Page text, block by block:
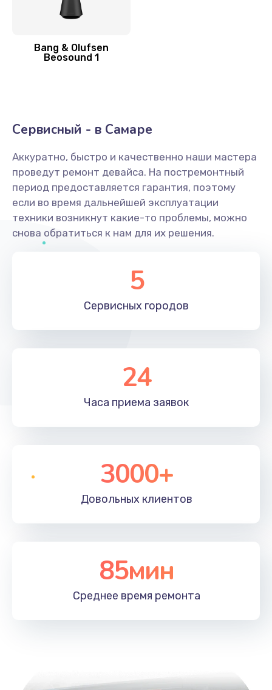
Bang & Olufsen
Beosound 1
Сервисный - в Самаре
Аккуратно, быстро и качественно наши мастера
проведут ремонт девайса. На постремонтный
период предоставляется гарантия, поэтому
если во время дальнейшей эксплуатации
техники возникнут какие-то проблемы, можно
снова обратиться к нам для их решения.
5
Сервисных городов
24
Часа приема заявок
3000+
Довольных клиентов
85мин
Среднее время ремонта